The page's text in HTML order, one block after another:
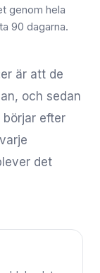
genom hela
90 dagarna.
är att de
och sedan
efter
det